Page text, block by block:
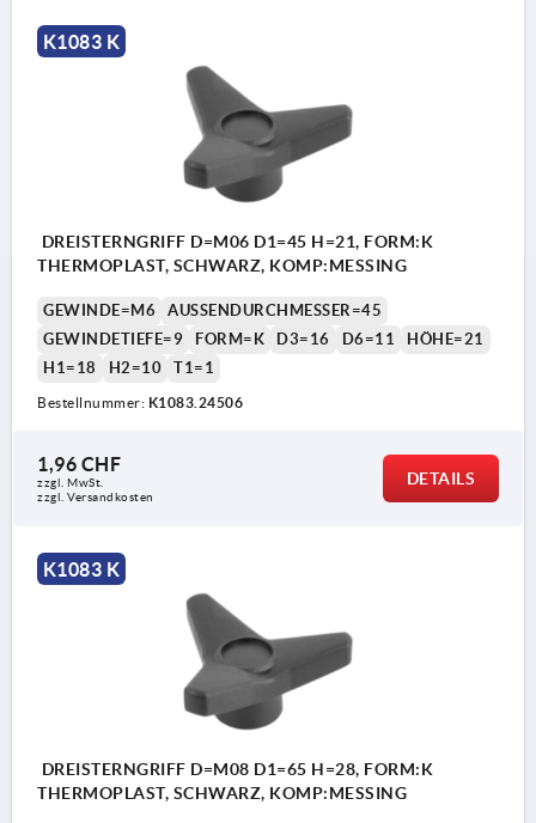
K1083 K
DREISTERNGRIFF D=M06 D1=45 H=21, FORM:K
THERMOPLAST, SCHWARZ, KOMP:MESSING
GEWINDE=M6
AUSSENDURCHMESSER=45
GEWINDETIEFE=9
FORM=K D3=16 D6=11
HÖHE=21
H1=18
H2=10 T1=1
Bestellnummer: K1083.24506
1,96 CHF
zzgl. MwSt.
zzgl. Versandkosten
DETAILS
K1083 K
DREISTERNGRIFF D=M08 D1=65 H=28, FORM:K
THERMOPLAST, SCHWARZ, KOMP:MESSING